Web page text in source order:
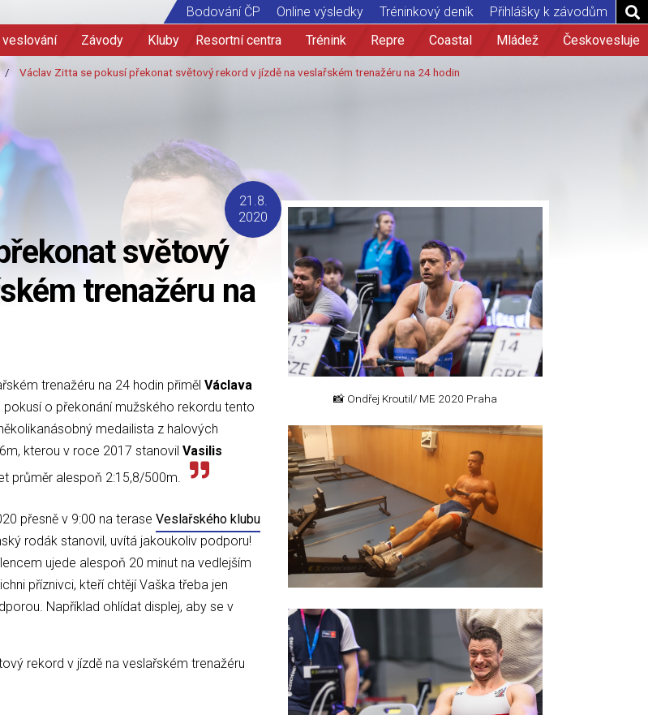
Bodování ČP Online výsledky Tréninkový deník
Přihlášky k závodům
veslování Závody Kluby Resortní centra Trénink Repre Coastal Mládež Českovesluje
světový
trenažéru na
21.8.
2020
trenažéru na 24 hodin přiměl Václava
o překonání mužského rekordu tento
medailista z halových
kterou v roce 2017 stanovil Vasilis
průměr alespoň 2:15,8/500m.
přesně v 9:00 na terase Veslařského klubu
rodák stanovil, uvítá jakoukoliv podporu!
ujede alespoň 20 minut na vedlejším
příznivci, kteří chtějí Vaška třeba jen
Například ohlídat displej, aby se v
rekord v jízdě na veslařském trenažéru
📸 Ondřej Kroutil/ ME 2020 Praha